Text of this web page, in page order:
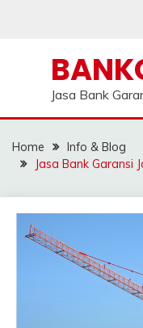
Jasa Bank
Home
Info & Blog
Jasa Bank Garansi